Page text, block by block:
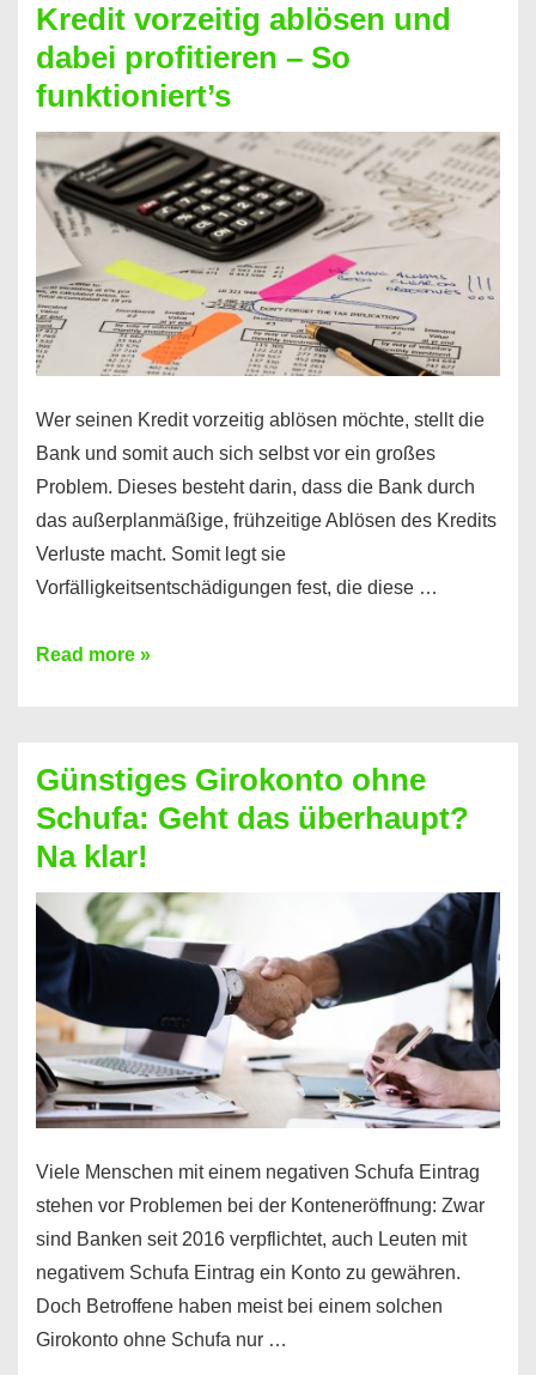
Kredit
berechnen
–
Mit
diesen
Regeln!
Kredit vorzeitig ablösen und
dabei profitieren – So
funktioniert’s
Wer seinen Kredit vorzeitig ablösen möchte, stellt die
Bank und somit auch sich selbst vor ein großes
Problem. Dieses besteht darin, dass die Bank durch
das außerplanmäßige, frühzeitige Ablösen des Kredits
Verluste macht. Somit legt sie
Vorfälligkeitsentschädigungen fest, die diese …
Kredit
dabei
profitieren
–
So
funktioniert’s
Read more »
Günstiges Girokonto ohne
Schufa: Geht das überhaupt?
Na klar!
Viele Menschen mit einem negativen Schufa Eintrag
stehen vor Problemen bei der Konteneröffnung: Zwar
sind Banken seit 2016 verpflichtet, auch Leuten mit
negativem Schufa Eintrag ein Konto zu gewähren.
Doch Betroffene haben meist bei einem solchen
Girokonto ohne Schufa nur …